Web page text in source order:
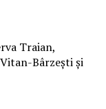
Traian,
Bârzești și